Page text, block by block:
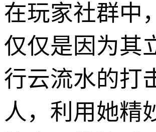
在玩家社群中
仅仅是因为其
行云流水的打
人，利用她精